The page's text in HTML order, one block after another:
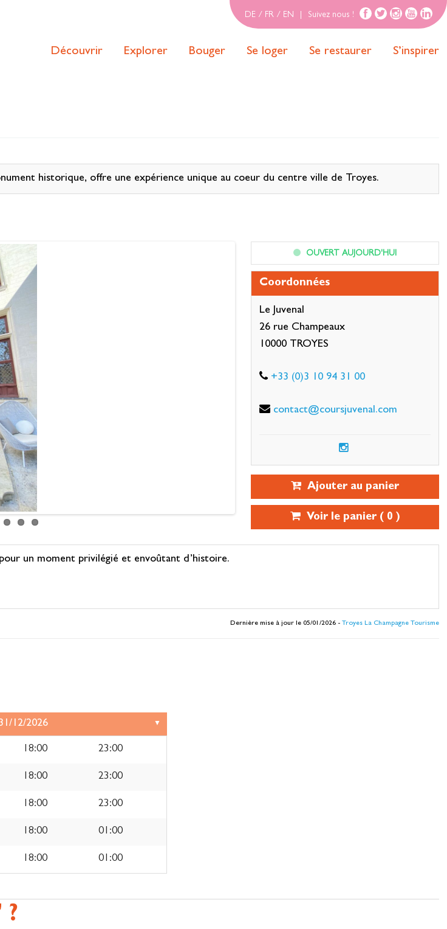
DE / FR / EN Suivez nous !
Découvrir Explorer Bouger Se loger Se restaurer S’inspirer
historique, offre une expérience unique au coeur du centre ville de Troyes.
OUVERT AUJOURD'HUI
Coordonnées
Le Juvenal
26 rue Champeaux
10000 TROYES
+33 (0)3 10 94 31 00
contact@coursjuvenal.com
Ajouter au panier
Voir le panier ( 0 )
un moment privilégié et envoûtant d’histoire.
Dernière mise à jour le 05/01/2026 -Troyes La Champagne Tourisme
18:00 23:00
18:00 23:00
18:00 23:00
18:00 01:00
18:00 01:00